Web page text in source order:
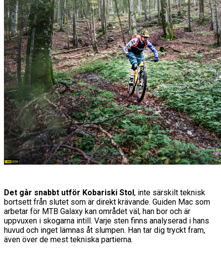
Det går snabbt utför Kobariski Stol, inte särskilt teknisk
bortsett från slutet som är direkt krävande. Guiden Mac som
arbetar för MTB Galaxy kan området väl, han bor och är
uppvuxen i skogarna intill. Varje sten finns analyserad i hans
huvud och inget lämnas åt slumpen. Han tar dig tryckt fram,
även över de mest tekniska partierna.